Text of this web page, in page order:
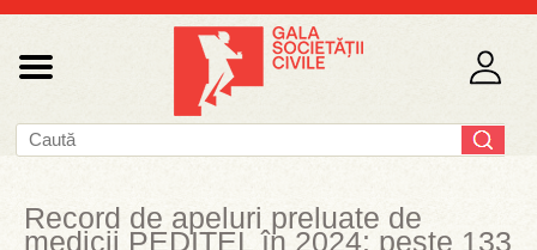
Record de apeluri preluate de
medicii PEDITEL în 2024: peste 133